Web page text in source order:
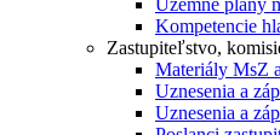
Územné plány
Kompetencie
Zastupiteľstvo,
Materiály MsZ
Uznesenia a
Uznesenia a